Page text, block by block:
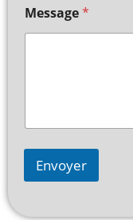
Message*
Envoyer